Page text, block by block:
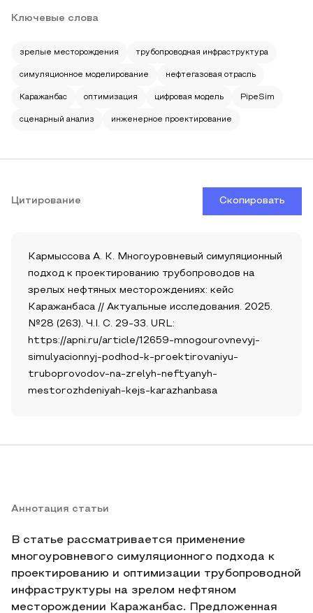
Ключевые слова
зрелые месторождения трубопроводная инфраструктура
симуляционное моделирование нефтегазовая отрасль
Каражанбас оптимизация цифровая модель PipeSim
сценарный анализ инженерное проектирование
Цитирование Скопировать
Кармыссова А. К. Многоуровневый симуляционный
подход к проектированию трубопроводов на
зрелых нефтяных месторождениях: кейс
Каражанбаса // Актуальные исследования. 2025.
№28 (263). Ч.I. С. 29-33. URL:
https://apni.ru/article/12659-mnogourovnevyj-
simulyacionnyj-podhod-k-proektirovaniyu-
truboprovodov-na-zrelyh-neftyanyh-
mestorozhdeniyah-kejs-karazhanbasa
Аннотация статьи
В статье рассматривается применение
многоуровневого симуляционного подхода к
проектированию и оптимизации трубопроводной
инфраструктуры на зрелом нефтяном
месторождении Каражанбас. Предложенная